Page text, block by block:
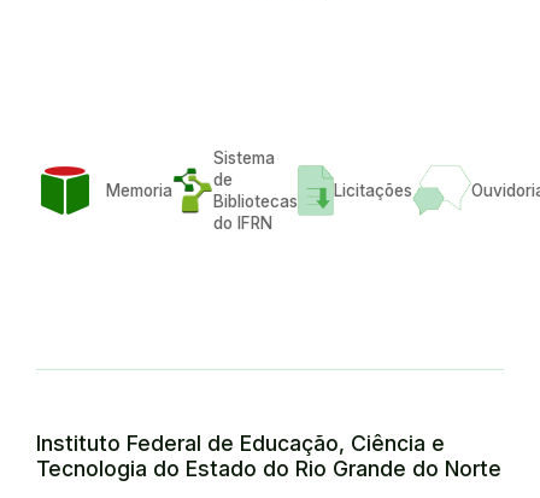
Memoria
Sistema
de
Bibliotecas
do IFRN
Licitações
Instituto Federal de Educação, Ciência e
Tecnologia do Estado do Rio Grande do Norte